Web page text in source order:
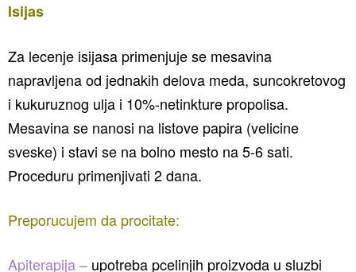
Isijas
Za lecenje isijasa primenjuje se mesavina
napravljena od jednakih delova meda, suncokretovog
i kukuruznog ulja i 10%-netinkture propolisa.
Mesavina se nanosi na listove papira (velicine
sveske) i stavi se na bolno mesto na 5-6 sati.
Proceduru primenjivati 2 dana.
Preporucujem da procitate:
Apiterapija – upotreba pcelinjih proizvoda u sluzbi